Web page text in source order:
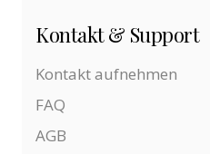
Kontakt & Support
Kontakt aufnehmen
FAQ
AGB